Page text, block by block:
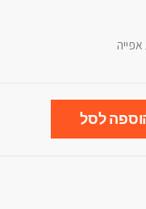
אפייה
לסל